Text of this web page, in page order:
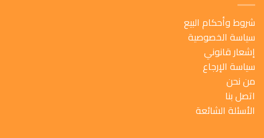
شروط وأحكام البيع
سياسة الخصوصية
إشعار قانوني
سياسة الإرجاع
من نحن
اتصل بنا
الأسئلة الشائعة